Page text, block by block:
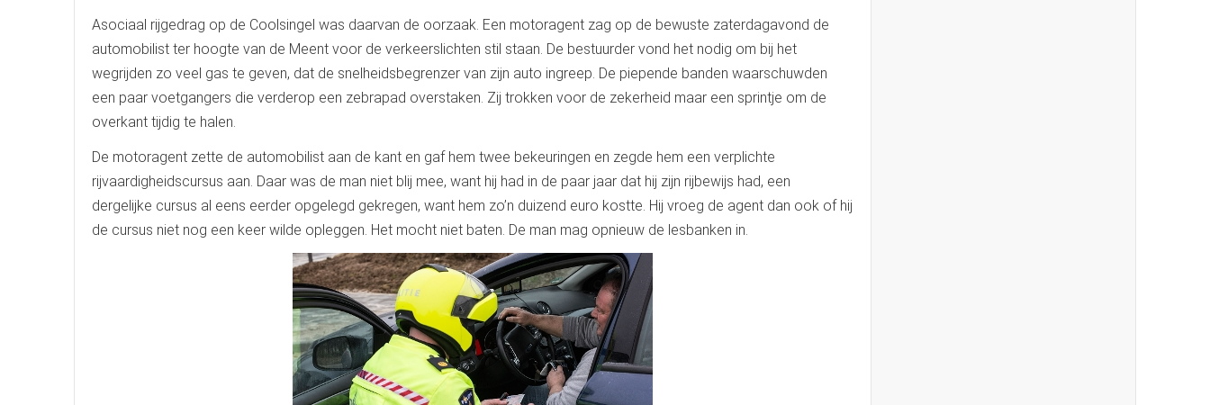
Asociaal rijgedrag op de Coolsingel was daarvan de oorzaak. Een motoragent zag op de bewuste zaterdagavond de
automobilist ter hoogte van de Meent voor de verkeerslichten stil staan. De bestuurder vond het nodig om bij het
wegrijden zo veel gas te geven, dat de snelheidsbegrenzer van zijn auto ingreep. De piepende banden waarschuwden
een paar voetgangers die verderop een zebrapad overstaken. Zij trokken voor de zekerheid maar een sprintje om de
overkant tijdig te halen.
De motoragent zette de automobilist aan de kant en gaf hem twee bekeuringen en zegde hem een verplichte
rijvaardigheidscursus aan. Daar was de man niet blij mee, want hij had in de paar jaar dat hij zijn rijbewijs had, een
dergelijke cursus al eens eerder opgelegd gekregen, want hem zo’n duizend euro kostte. Hij vroeg de agent dan ook of hij
de cursus niet nog een keer wilde opleggen. Het mocht niet baten. De man mag opnieuw de lesbanken in.